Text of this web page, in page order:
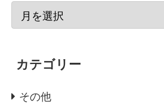
カテゴリー
その他